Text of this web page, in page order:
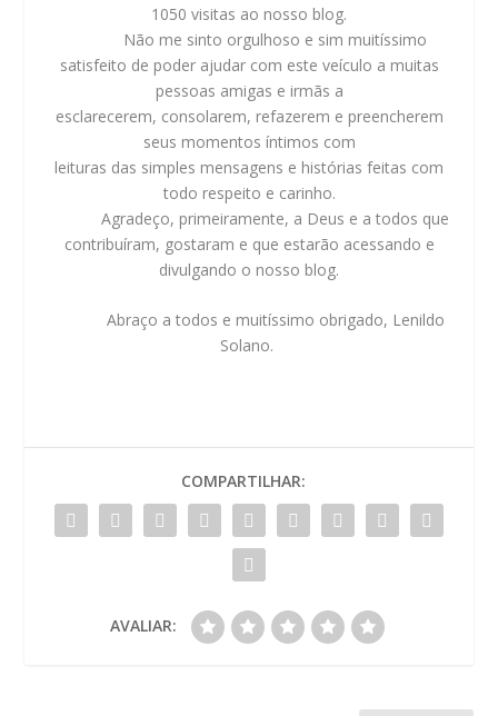
1050 visitas ao nosso blog.
Não me sinto orgulhoso e sim muitíssimo
satisfeito de poder ajudar com este veículo a muitas
pessoas amigas e irmãs a
esclarecerem, consolarem, refazerem e preencherem
seus momentos íntimos com
leituras das simples mensagens e histórias feitas com
todo respeito e carinho.
Agradeço, primeiramente, a Deus e a todos que
contribuíram, gostaram e que estarão acessando e
divulgando o nosso blog.
Abraço a todos e muitíssimo obrigado, Lenildo
Solano.
COMPARTILHAR:
AVALIAR: